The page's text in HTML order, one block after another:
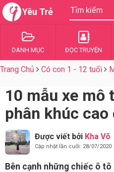
Yêu Trẻ
DANH MỤC ĐỌC TRUYỆN
Trang Chủ Có con 1 - 12 tuổi
10 mẫu xe mô
phân khúc cao
Được viết bởi Kha Võ
Cập nhật lần cuối: 28/07/2020
Bên cạnh những chiếc ô